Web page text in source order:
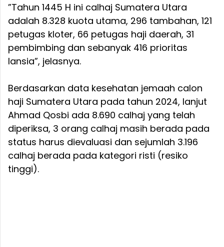
”Tahun 1445 H ini calhaj Sumatera Utara
adalah 8.328 kuota utama, 296 tambahan, 121
petugas kloter, 66 petugas haji daerah, 31
pembimbing dan sebanyak 416 prioritas
lansia”, jelasnya.
Berdasarkan data kesehatan jemaah calon
haji Sumatera Utara pada tahun 2024, lanjut
Ahmad Qosbi ada 8.690 calhaj yang telah
diperiksa, 3 orang calhaj masih berada pada
status harus dievaluasi dan sejumlah 3.196
calhaj berada pada kategori risti (resiko
tinggi).